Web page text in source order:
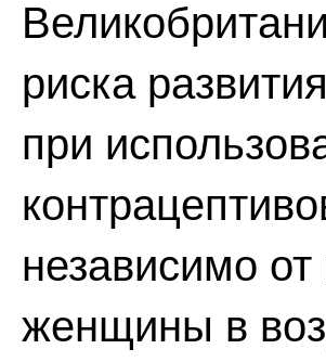
риска
при
независимо
женщины в